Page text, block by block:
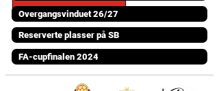
Overgangsvinduet 26/27
Reserverte plasser på SB
FA-cupfinalen 2024